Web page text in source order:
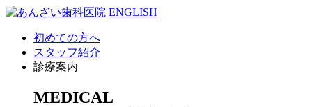
ENGLISH
初めての方へ
スタッフ紹介
診療案内
MEDICAL